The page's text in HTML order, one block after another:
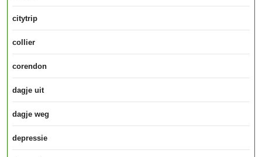
citytrip
collier
corendon
dagje uit
dagje weg
depressie